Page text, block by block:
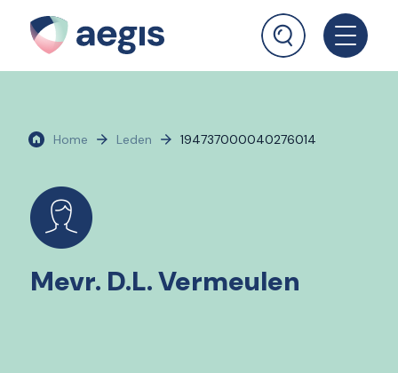
Home Leden 194737000040276014
Mevr. D.L. Vermeulen